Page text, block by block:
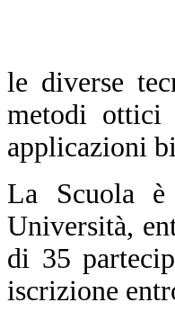
le diverse
metodi ottici
applicazioni
La Scuola
Università,
di 35
iscrizione